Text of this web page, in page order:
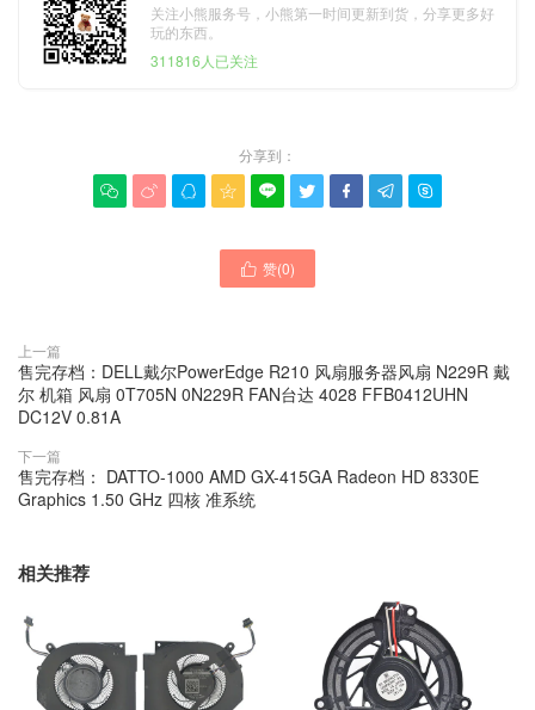
关注小熊服务号，小熊第一时间更新到货，分享更多好
玩的东西。
311816人已关注
分享到：
        
 赞(0)
上一篇
售完存档：DELL戴尔PowerEdge R210 风扇服务器风扇 N229R 戴
尔 机箱 风扇 0T705N 0N229R FAN台达 4028 FFB0412UHN
DC12V 0.81A
下一篇
售完存档： DATTO-1000 AMD GX-415GA Radeon HD 8330E
Graphics 1.50 GHz 四核 准系统
相关推荐